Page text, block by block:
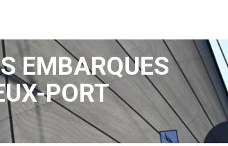
EMBARQUES
PORT